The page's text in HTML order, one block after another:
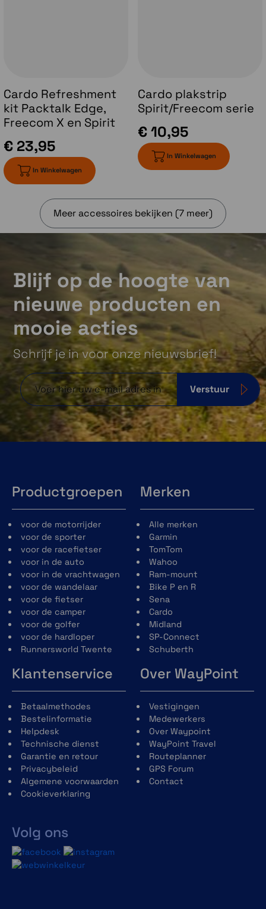
Cardo Refreshment
kit Packtalk Edge,
Freecom X en Spirit
€ 23,95
In Winkelwagen
Cardo plakstrip
Spirit/Freecom serie
€ 10,95
In Winkelwagen
Meer accessoires bekijken (7 meer)
Blijf op de hoogte van
nieuwe producten en
mooie acties
Schrijf je in voor onze nieuwsbrief!
Verstuur
Productgroepen
voor de motorrijder
voor de sporter
voor de racefietser
voor in de auto
voor in de vrachtwagen
voor de wandelaar
voor de fietser
voor de camper
voor de golfer
voor de hardloper
Runnersworld Twente
Merken
Alle merken
Garmin
TomTom
Wahoo
Ram-mount
Bike P en R
Sena
Cardo
Midland
SP-Connect
Schuberth
Klantenservice
Betaalmethodes
Bestelinformatie
Helpdesk
Technische dienst
Garantie en retour
Privacybeleid
Algemene voorwaarden
Cookieverklaring
Volg ons
Over WayPoint
Vestigingen
Medewerkers
Over Waypoint
WayPoint Travel
Routeplanner
GPS Forum
Contact